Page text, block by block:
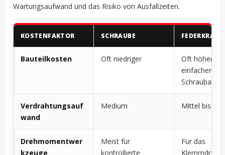
Wartungsaufwand und das Risiko von Ausfallzeiten.
KOSTENFAKTOR SCHRAUBE FEDERKRAFT
Bauteilkosten Oft niedriger
Oft höher
einfachen
Verdrahtungsauf
wand
Medium Mittel bis
Drehmomentwer
kzeuge
Meist für
kontrollierte
Für das